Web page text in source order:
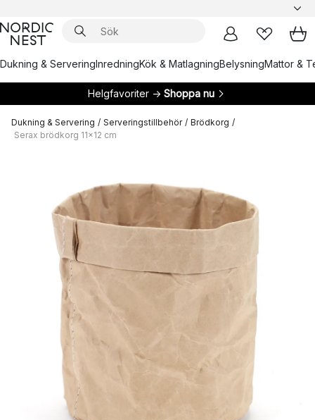
Dukning & ServeringInredningKök & MatlagningBelysningMattor &
Helgfavoriter → Shoppa nu
Dukning & Servering / Serveringstillbehör / Brödkorg /
Serax brödkorg 11x12 cm